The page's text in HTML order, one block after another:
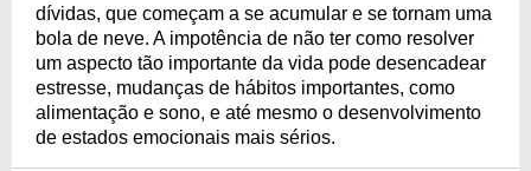
dívidas, que começam a se acumular e se tornam uma
bola de neve. A impotência de não ter como resolver
um aspecto tão importante da vida pode desencadear
estresse, mudanças de hábitos importantes, como
alimentação e sono, e até mesmo o desenvolvimento
de estados emocionais mais sérios.